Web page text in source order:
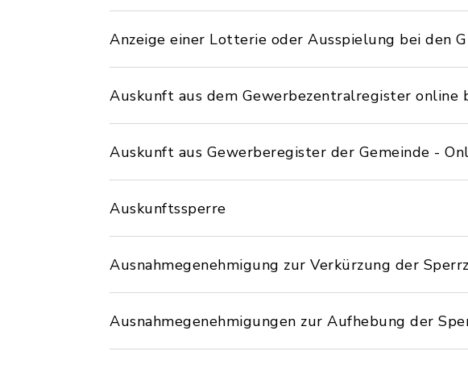
Anzeige einer Lotterie oder Ausspielung bei den
Auskunft aus dem Gewerbezentralregister online
Auskunft aus Gewerberegister der Gemeinde -
Auskunftssperre
Ausnahmegenehmigung zur Verkürzung der
Ausnahmegenehmigungen zur Aufhebung der